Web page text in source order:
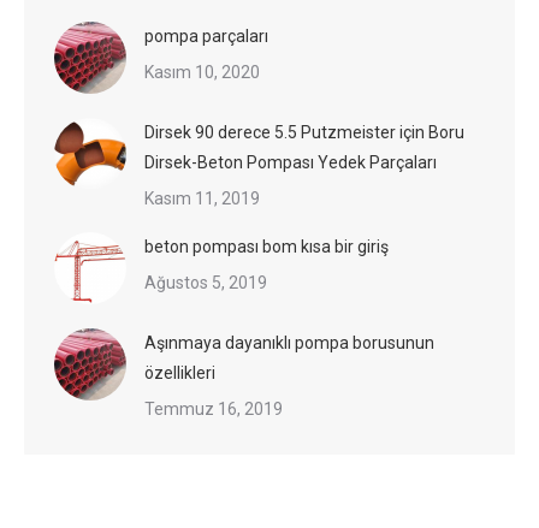
pompa parçaları
Kasım 10, 2020
Dirsek 90 derece 5.5 Putzmeister için Boru
Dirsek-Beton Pompası Yedek Parçaları
Kasım 11, 2019
beton pompası bom kısa bir giriş
Ağustos 5, 2019
Aşınmaya dayanıklı pompa borusunun
özellikleri
Temmuz 16, 2019